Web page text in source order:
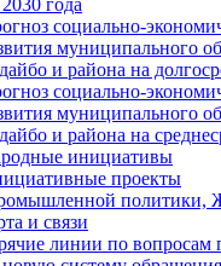
года
социально-
муниципального
и района на
социально-
муниципального
и района на
инициативы
проекты
политики,
и связи
линии по вопросам